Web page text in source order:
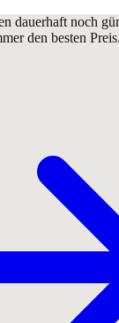
dauerhaft noch
den besten Preis.